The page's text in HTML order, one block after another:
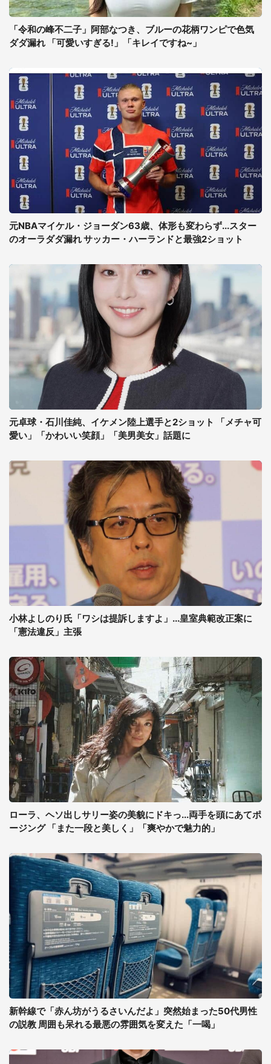
「令和の峰不二子」阿部なつき、ブルーの花柄ワンピで色気
ダダ漏れ 「可愛いすぎる!」「キレイですね~」
元NBAマイケル・ジョーダン63歳、体形も変わらず...スター
のオーラダダ漏れ サッカー・ハーランドと最強2ショット
元卓球・石川佳純、イケメン陸上選手と2ショット 「メチャ可
愛い」「かわいい笑顔」「美男美女」話題に
小林よしのり氏「ワシは提訴しますよ」...皇室典範改正案に
「憲法違反」主張
ローラ、ヘソ出しサリー姿の美貌にドキっ...両手を頭にあてポ
ージング 「また一段と美しく」「爽やかで魅力的」
新幹線で「赤ん坊がうるさいんだよ」突然始まった50代男性
の説教 周囲も呆れる最悪の雰囲気を変えた「一喝」